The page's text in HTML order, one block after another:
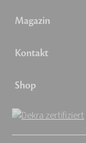
Magazin
Kontakt
Shop